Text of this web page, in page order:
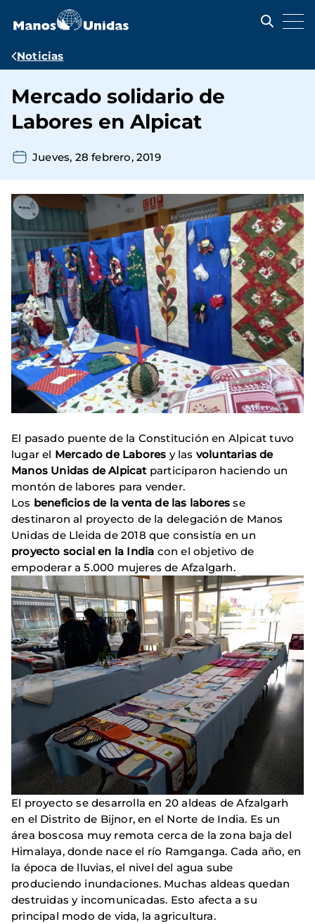
contenido
Ruta
navegación
Noticias
Mercado solidario de
Labores en Alpicat
Jueves, 28 febrero, 2019
El pasado puente de la Constitución en Alpicat tuvo
lugar el Mercado de Labores y las voluntarias de
Manos Unidas de Alpicatparticiparon haciendo un
montón de labores para vender.
Los beneficios de la venta de las labores se
destinaron al proyecto de la delegación de Manos
Unidas de Lleida de 2018 que consistía en un
proyecto social en la India con el objetivo de
empoderar a 5.000 mujeres de Afzalgarh.
El proyecto se desarrolla en 20 aldeas de Afzalgarh
en el Distrito de Bijnor, en el Norte de India. Es un
área boscosa muy remota cerca de la zona baja del
Himalaya, donde nace el río Ramganga. Cada año, en
la época de lluvias, el nivel del agua sube
produciendo inundaciones. Muchas aldeas quedan
destruidas y incomunicadas. Esto afecta a su
principal modo de vida, la agricultura.